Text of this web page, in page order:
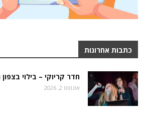
כתבות אחרונות
חדר קריוקי – בילוי
אוגוסט 2, 2026